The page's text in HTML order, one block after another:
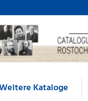
Kataloge